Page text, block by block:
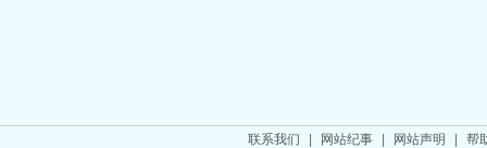
联系我们 网站纪事 网站声明
帮